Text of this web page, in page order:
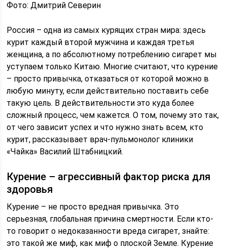
Фото: Дмитрий Северин
Россия – одна из самых курящих стран мира: здесь
курит каждый второй мужчина и каждая третья
женщина, а по абсолютному потреблению сигарет мы
уступаем только Китаю. Многие считают, что курение
– просто привычка, отказаться от которой можно в
любую минуту, если действительно поставить себе
такую цель. В действительности это куда более
сложный процесс, чем кажется. О том, почему это так,
от чего зависит успех и что нужно знать всем, кто
курит, рассказывает врач-пульмонолог клиники
«Чайка» Василий Штабницкий.
Курение – агрессивный фактор риска для
здоровья
Курение – не просто вредная привычка. Это
серьезная, глобальная причина смертности. Если кто-
то говорит о недоказанности вреда сигарет, знайте:
это такой же миф, как миф о плоской Земле. Курение